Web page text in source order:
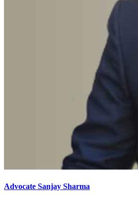
Advocate Sanjay Sharma